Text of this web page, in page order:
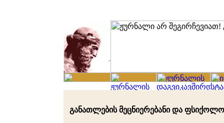
განათლების მეცნიერებანი და